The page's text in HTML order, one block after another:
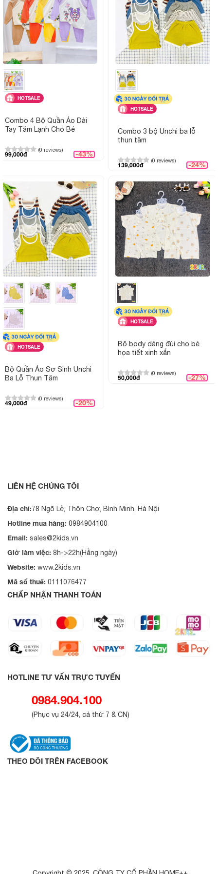
Chất liệu: Vải petit cao cấp, co giãn 4
Kiểu dáng: Dài tay, cài lệch truyền thống, bo
Màu sắc: Xanh, Trắng, Hồng, Be
Độ tuổi phù hợp: Trẻ từ 0 đến 9 tháng tuổi
Giặt ủi: Giặt tay hoặc giặt máy, không
Giao hàng:
Hình ảnh sản phẩm
HOTSALE
Combo 4 Bộ Quần Áo Dài
Tay Tăm Lạnh Cho Bé
(0 reviews)
99,000đ -43%
HOTSALE
Combo 3 bộ Unchi ba lỗ
thun tăm
(0 reviews)
139,000đ -24%
HOTSALE
Bộ Quần Áo Sơ Sinh Unchi
Ba Lỗ Thun Tăm
(0 reviews)
49,000đ -20%
HOTSALE
Bộ body dáng đùi cho bé
họa tiết xinh xắn
(0 reviews)
50,000đ -27%
LIÊN HỆ CHÚNG TÔI
Địa chỉ:78 Ngõ Lẻ, Thôn Chợ, Bình Minh, Hà Nội
Hotline mua hàng: 0984904100
Email: sales@2kids.vn
Giờ làm việc: 8h->22h(Hằng ngày)
Website: www.2kids.vn
Mã số thuế: 0111076477
CHẤP NHẬN THANH TOÁN
HOTLINE TƯ VẤN TRỰC TUYẾN
0984.904.100
(Phục vụ 24/24, cả thứ 7 & CN)
THEO DÕI TRÊN FACEBOOK